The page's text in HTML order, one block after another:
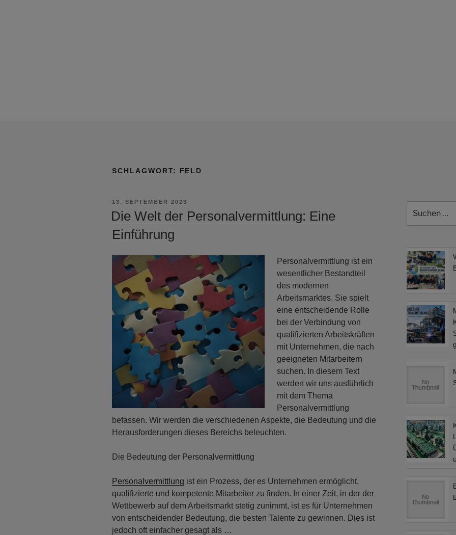
SCHLAGWORT: FELD
VERÖFFENTLICHT
13. SEPTEMBER 2023
Die Welt der Personalvermittlung: Eine
Einführung
Personalvermittlung ist ein
wesentlicher Bestandteil
des modernen
Arbeitsmarktes. Sie spielt
eine entscheidende Rolle
bei der Verbindung von
qualifizierten Arbeitskräften
mit Unternehmen, die nach
geeigneten Mitarbeitern
suchen. In diesem Text
werden wir uns ausführlich
mit dem Thema
Personalvermittlung
befassen. Wir werden die verschiedenen Aspekte, die Bedeutung und die
Herausforderungen dieses Bereichs beleuchten.
Die Bedeutung der Personalvermittlung
Personalvermittlung ist ein Prozess, der es Unternehmen ermöglicht,
qualifizierte und kompetente Mitarbeiter zu finden. In einer Zeit, in der der
Wettbewerb auf dem Arbeitsmarkt stetig zunimmt, ist es für Unternehmen
von entscheidender Bedeutung, die besten Talente zu gewinnen. Dies ist
jedoch oft einfacher gesagt als …
nach: